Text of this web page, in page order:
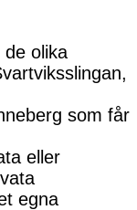
olika
som får
eller
egna